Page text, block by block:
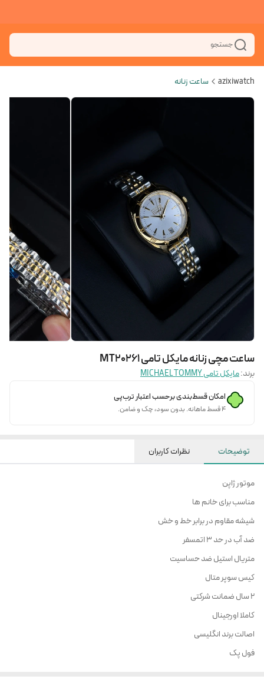
جستجو
azixiwatch ساعت زنانه
ساعت مچی زنانه مایکل تامی MT20261
برند:مایکل تامی MICHAEL TOMMY
امکان قسط‌بندی برحسب اعتبار ترب‌پی
۴ قسط ماهانه. بدون سود، چک و ضامن.
توضیحات نظرات کاربران
موتور ژاپن
مناسب برای خانم ها
شیشه مقاوم در برابر خط و خش
ضد آب در حد 3 اتمسفر
متریال استیل ضد حساسیت
کیس سوپر متال
2 سال ضمانت شرکتی
کاملا اورجینال
اصالت برند انگلیسی
فول پک